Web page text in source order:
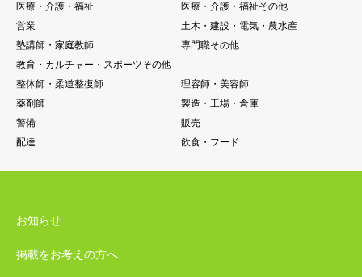
医療・介護・福祉
医療・介護・福祉その他
営業
土木・建設・電気・農水産
塾講師・家庭教師
専門職その他
教育・カルチャー・スポーツその他
整体師・柔道整復師
理容師・美容師
薬剤師
製造・工場・倉庫
警備
販売
配達
飲食・フード
お知らせ
掲載をお考えの方へ